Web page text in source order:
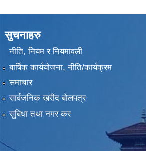
सुचनाहरु
नीति, नियम र नियमावली
बार्षिक कार्ययोजना, नीति/कार्यक्रम
समाचार
सार्वजनिक खरीद बोलपत्र
सुबिधा तथा नगर कर